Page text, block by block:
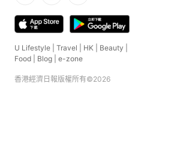
U Lifestyle Travel HK Beauty
Food
Blog e-zone
香港經濟日報版權所有©2026